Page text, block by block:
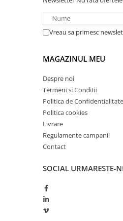
Redresoare auto, moto, barci si
UPS pentru centrale termice si
UPS Calculatoare si Servere
UPS Trifazat
Stabilizatoare Tensiune
PDUs unitati de distributie a
energiei electrice
Acumulatori UPS
Drumetii / Camping
Vreau sa primesc
MAGAZINUL MEU
Despre noi
Termeni si Conditii
Politica de Confidentialitate
Politica cookies
Livrare
Regulamente campanii
Contact
SOCIAL URMARESTE-